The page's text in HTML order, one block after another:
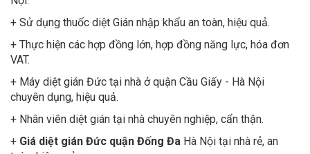
+ Sử dụng thuốc diệt Gián nhập khẩu an toàn, hiệu quả.
+ Thực hiện các hợp đồng lớn, hợp đồng năng lực, hóa đơn
VAT.
+ Máy diệt gián Đức tại nhà ở quận Cầu Giấy - Hà Nội
chuyên dụng, hiệu quả.
+ Nhân viên diệt gián tại nhà chuyên nghiệp, cẩn thận.
Giá diệt gián Đức quận Đống Đa
Hà Nội tại nhà rẻ, an
toàn, hiệu quả.